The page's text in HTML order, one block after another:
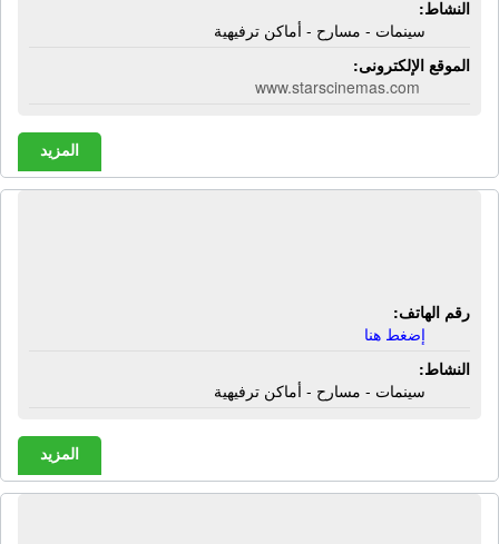
النشاط:
سينمات - مسارح - أماكن ترفيهية
الموقع الإلكترونى:
www.starscinemas.com
المزيد
رقم الهاتف:
إضغط هنا
النشاط:
سينمات - مسارح - أماكن ترفيهية
المزيد